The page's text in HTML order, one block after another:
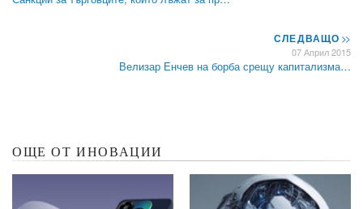
СЛЕДВАЩО>>
07 Април 2015
Велизар Енчев на борба срещу капитализма…
ОЩЕ ОТ ИНОВАЦИИ